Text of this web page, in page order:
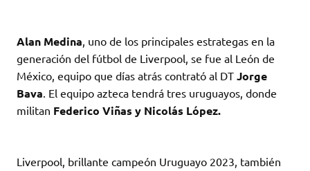
Alan Medina, uno de los principales estrategas en la
generación del fútbol de Liverpool, se fue al León de
México, equipo que días atrás contrató al DT Jorge
Bava. El equipo azteca tendrá tres uruguayos, donde
militan Federico Viñas y Nicolás López.
Liverpool, brillante campeón Uruguayo 2023, también